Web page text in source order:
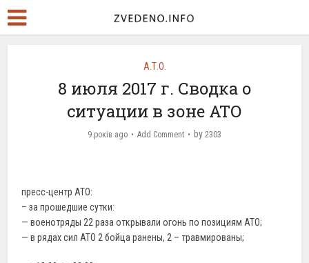
А.Т.О.
8 июля 2017 г. Сводка о
ситуации в зоне АТО
9 років ago Add Comment by 2303
пресс-центр АТО:
– за прошедшие сутки:
— военотряды 22 раза открывали огонь по позициям АТО;
— в рядах сил АТО 2 бойца ранены, 2 – травмированы;